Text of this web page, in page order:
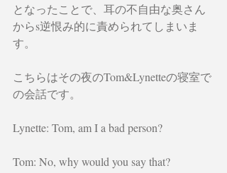
となったことで、耳の不自由な奥さん
からs逆恨み的に責められてしまいま
す。
こちらはその夜のTom&Lynetteの寝室で
の会話です。
Lynette: Tom, am I a bad person?
Tom: No, why would you say that?